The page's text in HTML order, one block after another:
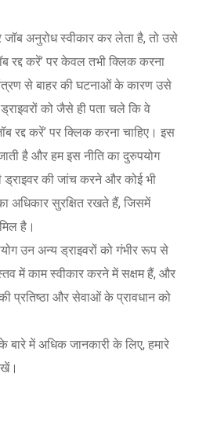
जॉब अनुरोध स्वीकार कर लेता है, तो उसे
रद्द करें’ पर केवल तभी क्लिक करना
से बाहर की घटनाओं के कारण उसे
को जैसे ही पता चले कि वे
रद्द करें’ पर क्लिक करना चाहिए। इस
है और हम इस नीति का दुरुपयोग
की जांच करने और कोई भी
अधिकार सुरक्षित रखते हैं, जिसमें
है।
उन अन्य ड्राइवरों को गंभीर रूप से
में काम स्वीकार करने में सक्षम हैं, और
प्रतिष्ठा और सेवाओं के प्रावधान को
के बारे में अधिक जानकारी के लिए, हमारे